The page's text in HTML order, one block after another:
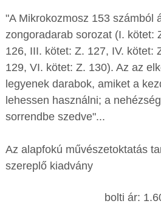
"A Mikrokozmosz 153 számból
zongoradarab sorozat (I. kötet:
126, III. kötet: Z. 127, IV. kötet:
129, VI. kötet: Z. 130). Az az
legyenek darabok, amiket a
lehessen használni; a
sorrendbe szedve"...
Az alapfokú művészetoktatás
szereplő kiadvány
bolti ár: